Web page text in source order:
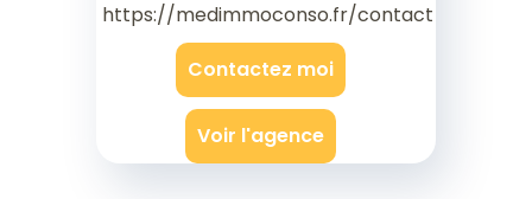
https://medimmoconso.fr/contact
Contactez moi
Voir l'agence